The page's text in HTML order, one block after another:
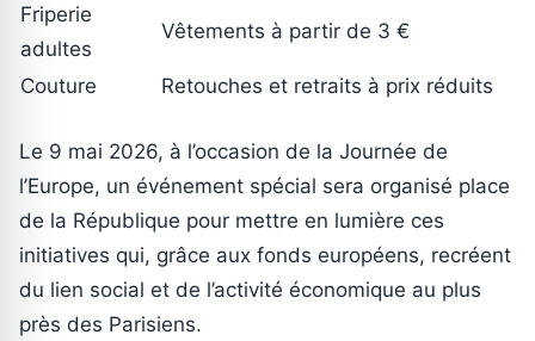
Friperie
adultes
Vêtements à partir de 3 €
Couture Retouches et retraits à prix réduits
Le 9 mai 2026, à l’occasion de la Journée de
l’Europe, un événement spécial sera organisé place
de la République pour mettre en lumière ces
initiatives qui, grâce aux fonds européens, recréent
du lien social et de l’activité économique au plus
près des Parisiens.